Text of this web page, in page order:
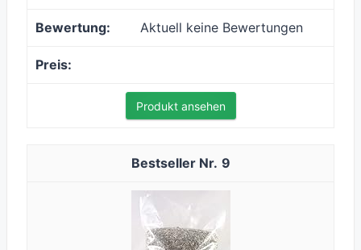
Aktuell keine Bewertungen
Produkt ansehen
9